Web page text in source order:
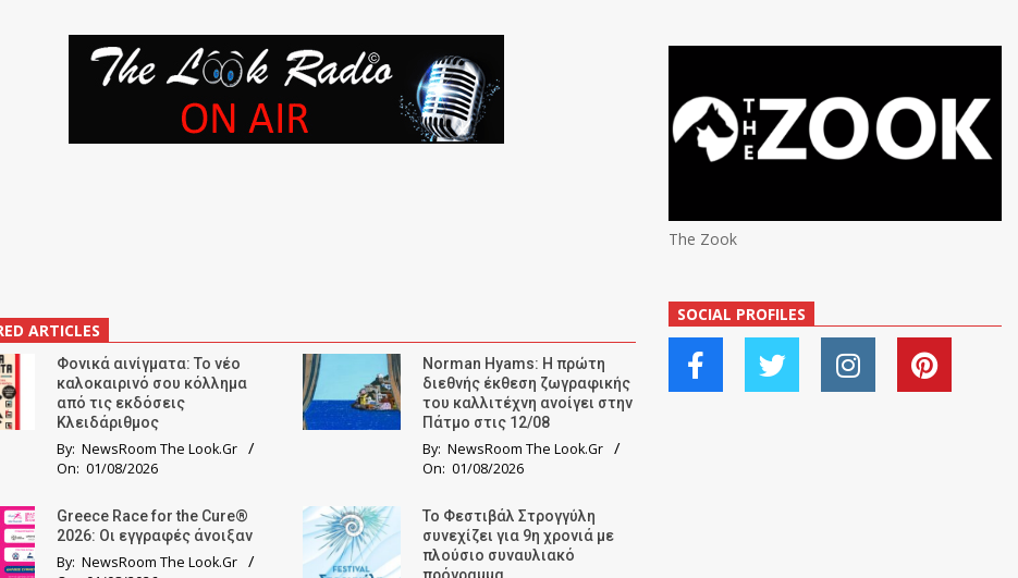
ARTICLES
Φονικά αινίγματα: Το νέο
καλοκαιρινό σου κόλλημα
από τις εκδόσεις
Κλειδάριθμος
By: NewsRoom The Look.Gr
On: 01/08/2026
Greece Race for the Cure®
2026: Οι εγγραφές άνοιξαν
By: NewsRoom The Look.Gr
Norman Hyams: Η πρώτη
διεθνής έκθεση ζωγραφικής
του καλλιτέχνη ανοίγει στην
Πάτμο στις 12/08
By: NewsRoom The Look.Gr
On: 01/08/2026
Το Φεστιβάλ Στρογγύλη
συνεχίζει για 9η χρονιά με
πλούσιο συναυλιακό
The Zook
SOCIAL PROFILES